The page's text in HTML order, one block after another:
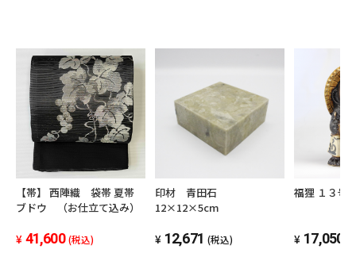
【帯】 西陣織 袋帯 夏帯
ブドウ （お仕立て込み）
41,600 (税込)
印材 青田石
12×12×5cm
12,671 (税込)
福狸 １３号
17,050